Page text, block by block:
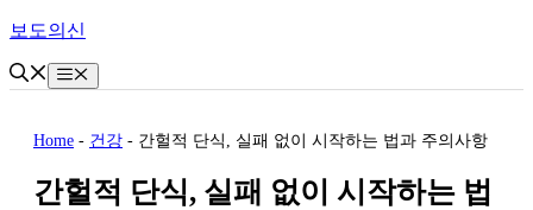
Skip
content
보도의신
Menu
Home - 건강 - 간헐적 단식, 실패 없이 시작하는 법과 주의사항
간헐적 단식, 실패 없이 시작하는 법